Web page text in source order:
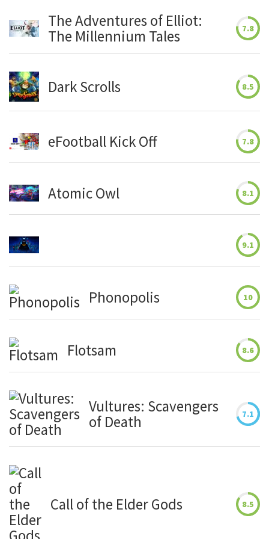
convierten
así en los
en su
primer fin
de semana
historia de
Nintendo.
[…]
The Adventures of Elliot:
The Millennium Tales
7.8
Dark Scrolls 8.5
eFootball Kick Off 7.8
Atomic Owl 8.1
9.1
Phonopolis 10
Flotsam 8.6
Vultures: Scavengers
of Death
7.1
Call of the Elder Gods 8.5